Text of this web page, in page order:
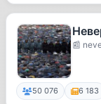
📰
50 076 6 183